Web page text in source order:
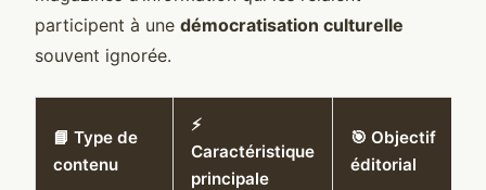
participent à une démocratisation culturelle
souvent ignorée.
📘 Type de
contenu
⚡
Caractéristique
principale
🎯 Objectif
éditorial